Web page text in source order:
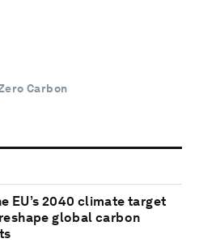
Carbon
EU’s 2040 climate target
global carbon